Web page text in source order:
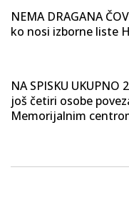
NEMA DRAGANA
ko nosi izborne liste
NA SPISKU UKUPNO
još četiri osobe
Memorijalnim